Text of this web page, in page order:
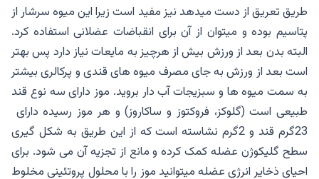
طریق تعریق از دست میدهد نیز مفید است زیرا این میوه سرشار از
پتاسیم بوده و میتوان از آن برای انقباضات عضلانی استفاده کرد.
البته بدن بعد از ورزش بیش از هرچیز به مایعات نیاز دارد پس بهتر
است بعد از ورزش به جای مصرف میوه های قندی و پرکالری بیشتر
به سمت میوه ها و سبزیجات آب دار بروید. موز دارای سه نوع قند
طبیعی است (گلوکز، فروکتوز و ساکاروز) و هر موز رسیده دارای
23گرم قند و 2گرم نشاسته است که از این طریق به شکل گیری
سطح گلیکوژن عضله کمک کرده و مانع از تجزیه آن می شود. برای
احیای ذخایر انرژی عضله میتوانید موز را با محلول پروتئینی مخلوط